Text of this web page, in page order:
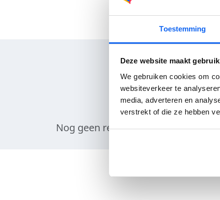
Toestemming
Deze website maakt
We gebruiken cookies om
websiteverkeer te
media, adverteren en
verstrekt of die ze hebben
Nog geen reviews